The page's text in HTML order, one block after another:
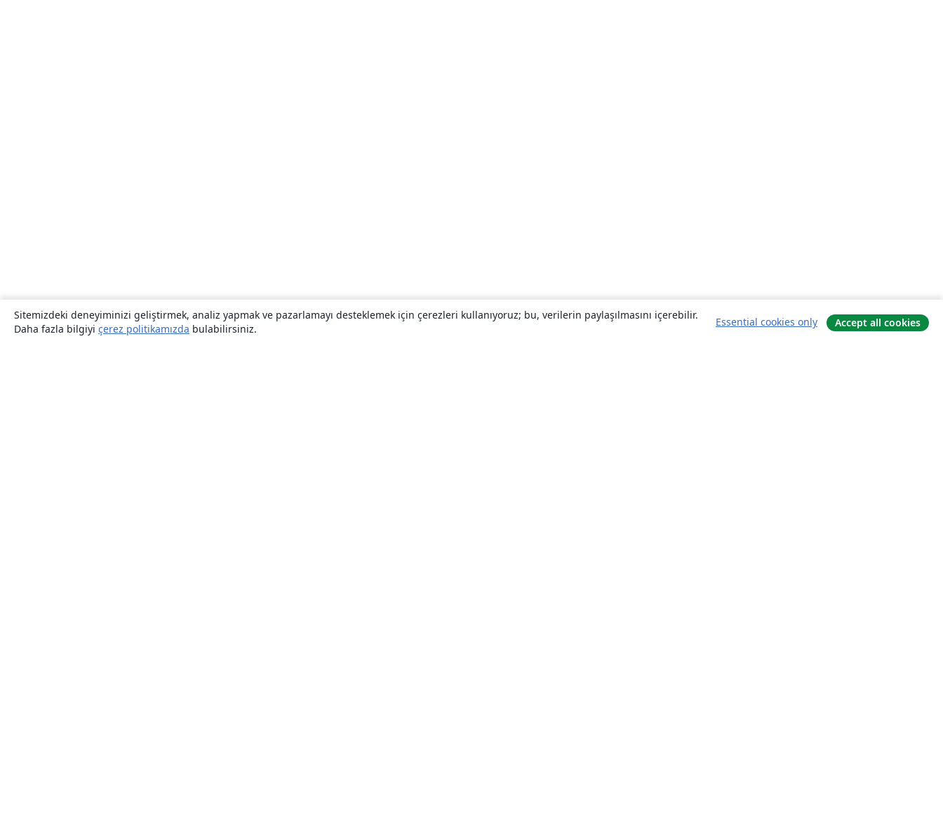
Sitemizdeki deneyiminizi geliştirmek, analiz yapmak ve pazarlamayı desteklemek için çerezleri kullanıyoruz; bu, verilerin paylaşılmasını içerebilir.
Daha fazla bilgiyi çerez politikamızda bulabilirsiniz.
Essential cookies only Accept all cookies